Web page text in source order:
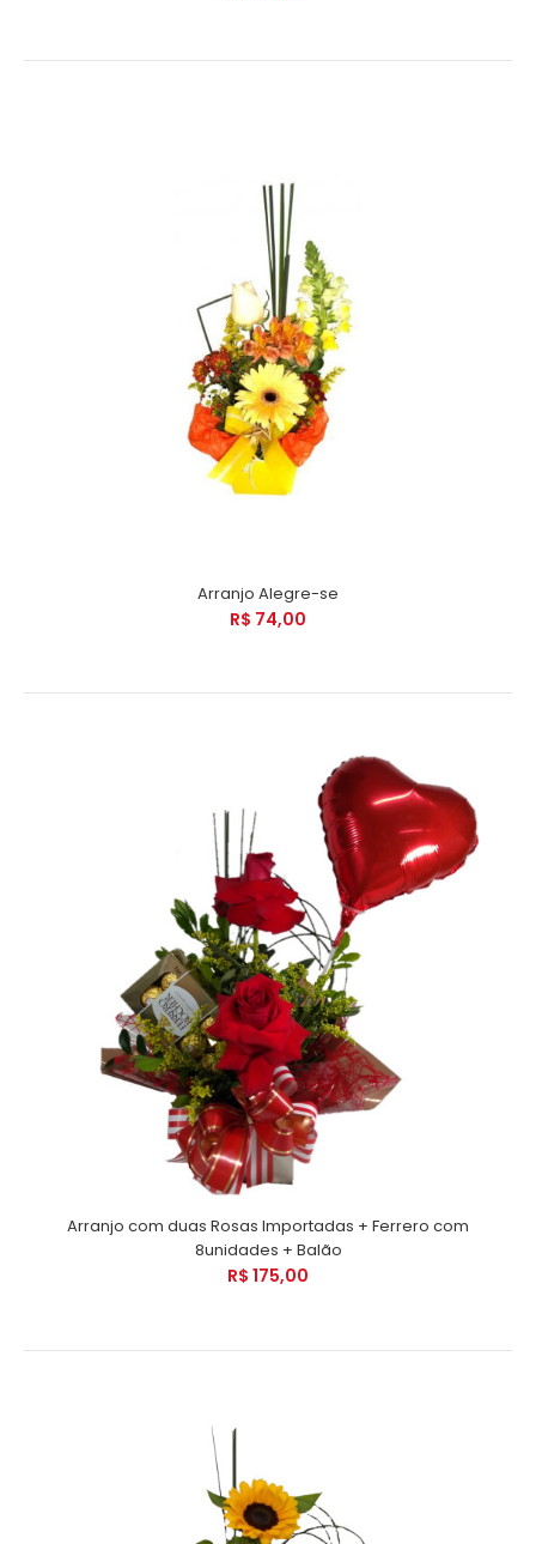
Arranjo Alegre-se
R$ 74,00
Arranjo com duas Rosas Importadas + Ferrero com
8unidades + Balão
R$ 175,00